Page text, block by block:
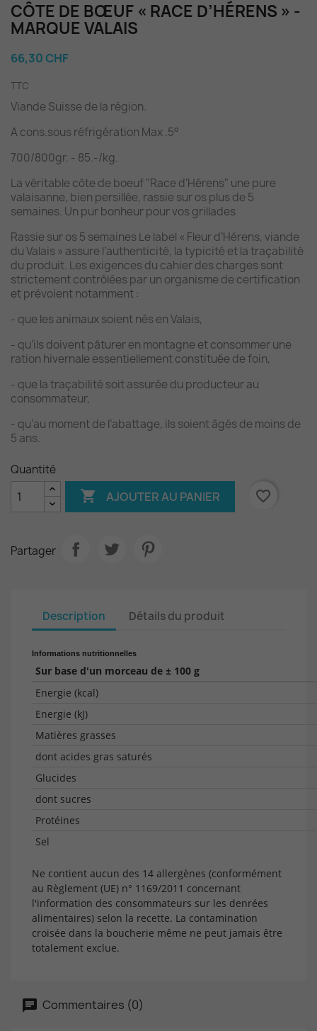
CÔTE DE BŒUF « RACE D’HÉRENS » -
MARQUE VALAIS
66,30 CHF
TTC
Viande Suisse de la région.
A cons.sous réfrigération Max .5°
700/800gr. - 85.-/kg.
La véritable côte de boeuf "Race d'Hérens" une pure
valaisanne, bien persillée, rassie sur os plus de 5
semaines. Un pur bonheur pour vos grillades
Rassie sur os 5 semaines Le label « Fleur d’Hérens, viande
du Valais » assure l’authenticité, la typicité et la traçabilité
du produit. Les exigences du cahier des charges sont
strictement contrôlées par un organisme de certification
et prévoient notamment :
- que les animaux soient nés en Valais,
- qu’ils doivent pâturer en montagne et consommer une
ration hivernale essentiellement constituée de foin,
- que la traçabilité soit assurée du producteur au
consommateur,
- qu’au moment de l’abattage, ils soient âgés de moins de
5 ans.
Quantité
 AJOUTER AU PANIER favorite_border
Partager
Description Détails du produit
Informations nutritionnelles
Sur base d'un morceau de ± 100 g
Energie (kcal)
Energie (kJ)
Matières grasses
dont acides gras saturés
Glucides
dont sucres
Protéines
Sel
Ne contient aucun des 14 allergènes (conformément
au Règlement (UE) n° 1169/2011 concernant
l'information des consommateurs sur les denrées
alimentaires) selon la recette. La contamination
croisée dans la boucherie même ne peut jamais être
totalement exclue.
Commentaires (0)